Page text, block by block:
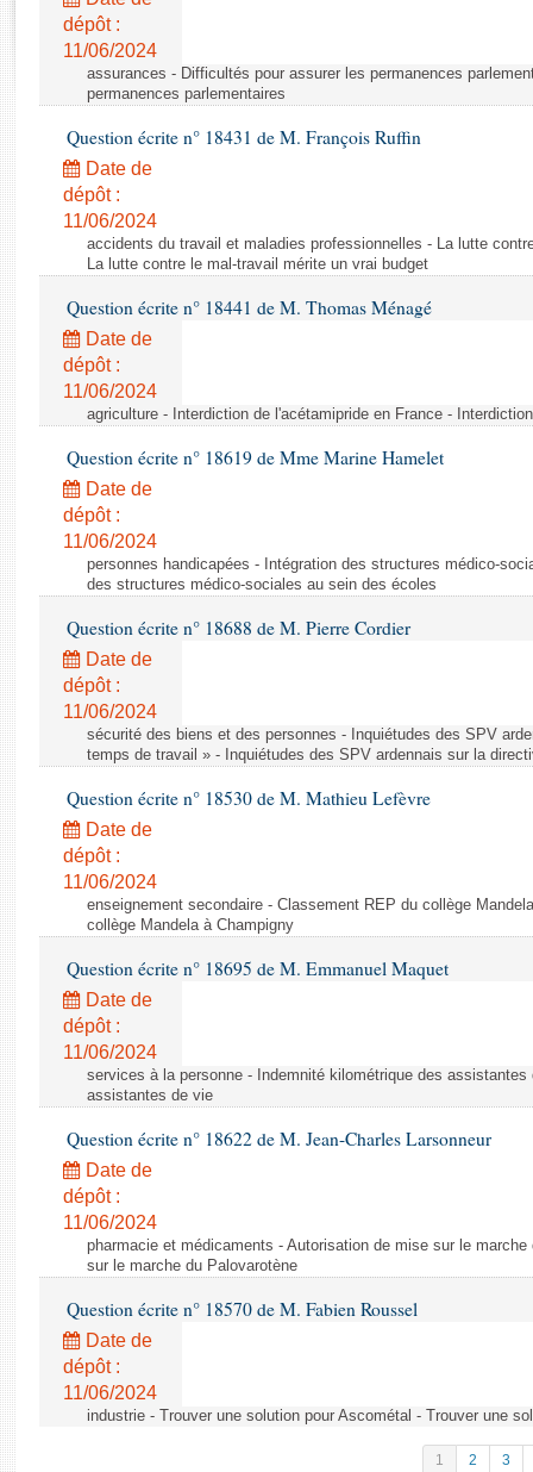
Rapports d'enquête
Rapports législatifs
Baromètre de l’application des lois
Dossiers législatifs
Budget et sécurité sociale
Questions écrites et orales
Comptes rendus des débats
dépôt :
11/06/2024
assurances - Difficultés pour assurer les permanences
permanences parlementaires
Question écrite n° 18431 de M. François Ruffin
Date de
dépôt :
11/06/2024
accidents du travail et maladies professionnelles - La lutte
La lutte contre le mal-travail mérite un vrai budget
Question écrite n° 18441 de M. Thomas Ménagé
Date de
dépôt :
11/06/2024
agriculture - Interdiction de l'acétamipride en France -
Question écrite n° 18619 de Mme Marine Hamelet
Date de
dépôt :
11/06/2024
personnes handicapées - Intégration des structures médico-
des structures médico-sociales au sein des écoles
Question écrite n° 18688 de M. Pierre Cordier
Date de
dépôt :
11/06/2024
sécurité des biens et des personnes - Inquiétudes des SPV
temps de travail » - Inquiétudes des SPV ardennais sur la
Question écrite n° 18530 de M. Mathieu Lefèvre
Date de
dépôt :
11/06/2024
enseignement secondaire - Classement REP du collège
collège Mandela à Champigny
Question écrite n° 18695 de M. Emmanuel Maquet
Date de
dépôt :
11/06/2024
services à la personne - Indemnité kilométrique des
assistantes de vie
Question écrite n° 18622 de M. Jean-Charles Larsonneur
Date de
dépôt :
11/06/2024
pharmacie et médicaments - Autorisation de mise sur le
sur le marche du Palovarotène
Question écrite n° 18570 de M. Fabien Roussel
Date de
dépôt :
11/06/2024
industrie - Trouver une solution pour Ascométal - Trouver une
1 2 3